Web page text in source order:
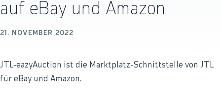
auf eBay und Amazon
21. NOVEMBER 2022
JTL-eazyAuction ist die Marktplatz-Schnittstelle von JTL
für eBay und Amazon.